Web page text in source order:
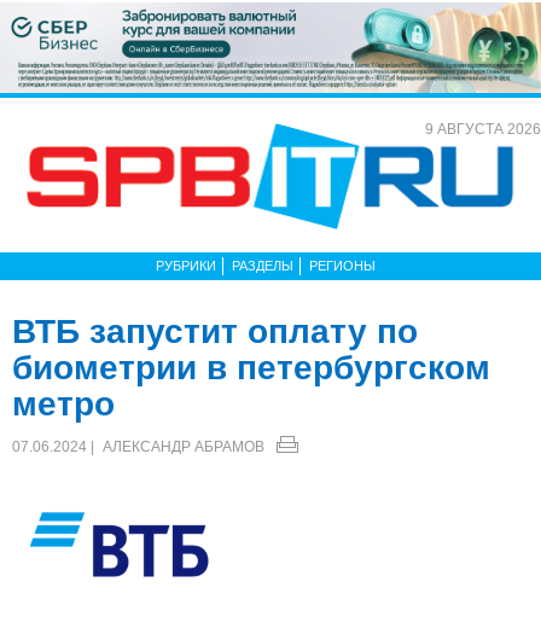
9 АВГУСТА 2026
РУБРИКИ РАЗДЕЛЫ РЕГИОНЫ
ВТБ запустит оплату по
биометрии в петербургском
метро
07.06.2024 | АЛЕКСАНДР АБРАМОВ